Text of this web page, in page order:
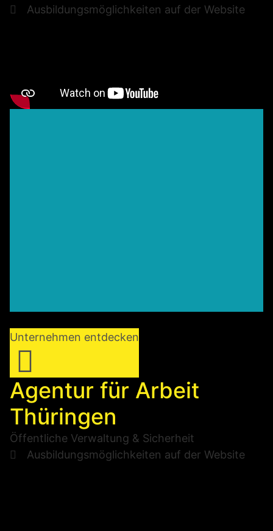
Ausbildungsmöglichkeiten auf der Website
Unternehmen entdecken
Agentur für Arbeit
Thüringen
Öffentliche Verwaltung & Sicherheit
Ausbildungsmöglichkeiten auf der Website